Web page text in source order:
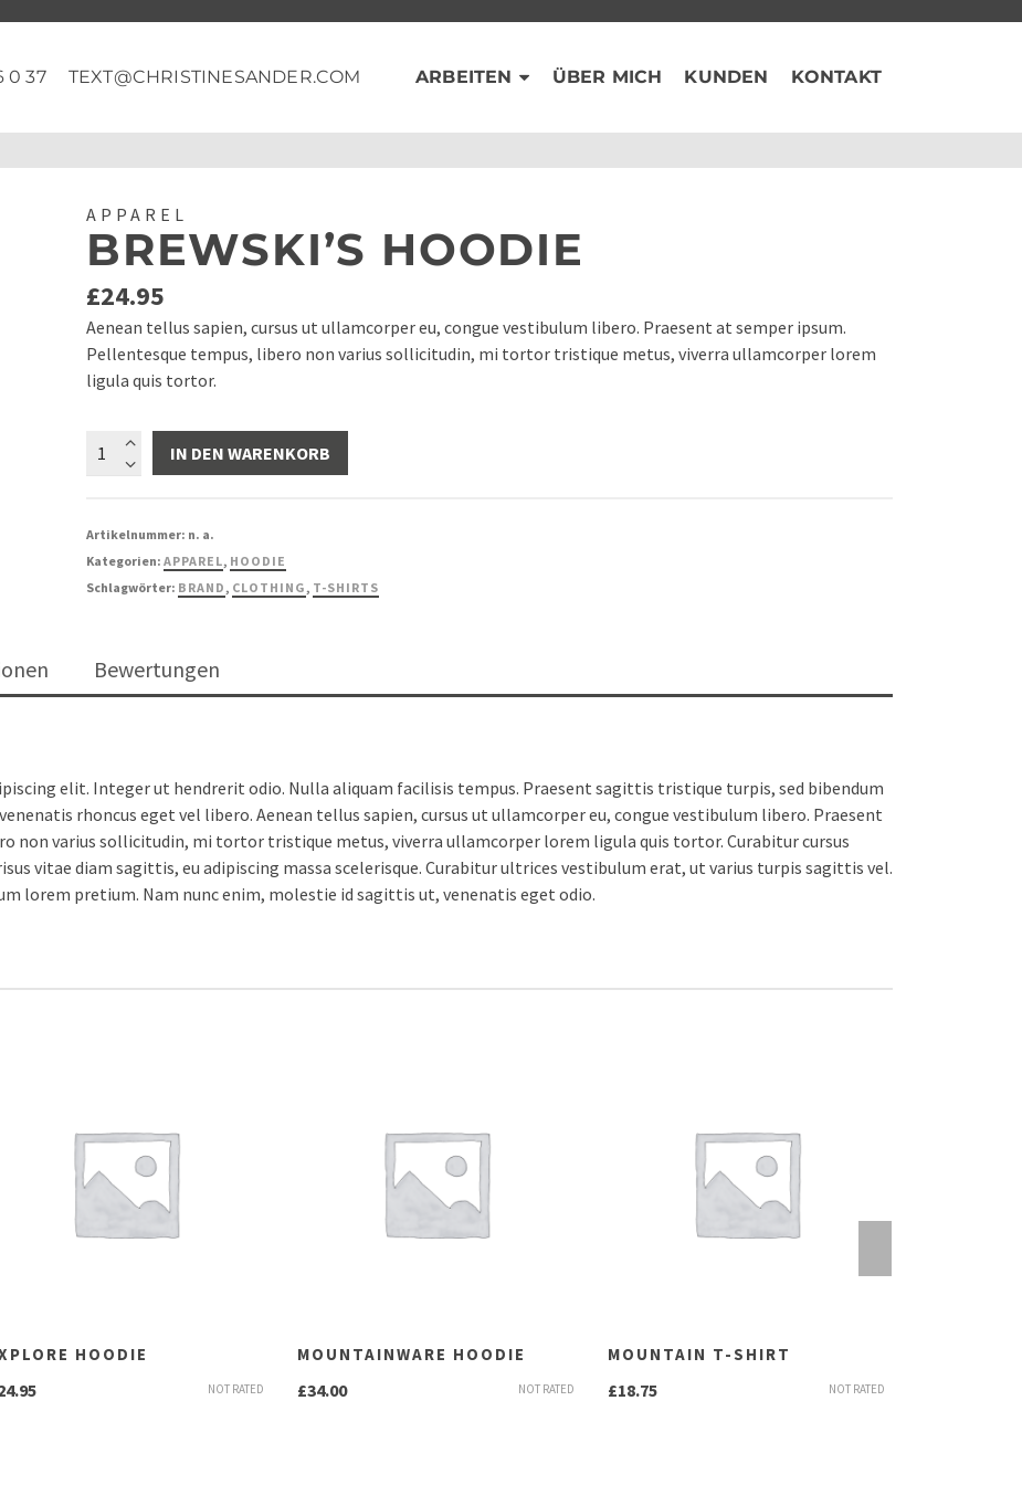
0 37 TEXT@CHRISTINESANDER.COM ARBEITEN ÜBER MICH KUNDEN KONTAKT
APPAREL
BREWSKI’S HOODIE
£24.95
Aenean tellus sapien, cursus ut ullamcorper eu, congue vestibulum libero. Praesent at semper ipsum.
Pellentesque tempus, libero non varius sollicitudin, mi tortor tristique metus, viverra ullamcorper lorem
ligula quis tortor.
Brewski's
Hoodie
IN DEN WARENKORB
Artikelnummer: n. a.
Kategorien: APPAREL, HOODIE
Schlagwörter: BRAND, CLOTHING, T-SHIRTS
Bewertungen
elit. Integer ut hendrerit odio. Nulla aliquam facilisis tempus. Praesent sagittis tristique turpis, sed bibendum
rhoncus eget vel libero. Aenean tellus sapien, cursus ut ullamcorper eu, congue vestibulum libero. Praesent
non varius sollicitudin, mi tortor tristique metus, viverra ullamcorper lorem ligula quis tortor. Curabitur cursus
vitae diam sagittis, eu adipiscing massa scelerisque. Curabitur ultrices vestibulum erat, ut varius turpis sagittis vel.
lorem pretium. Nam nunc enim, molestie id sagittis ut, venenatis eget odio.
HOODIE
NOT RATED
MOUNTAINWARE HOODIE
NOT RATED
£34.00
MOUNTAIN T-SHIRT
NOT RATED
£18.75